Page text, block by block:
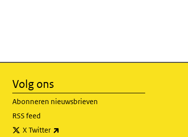
Volg ons
Abonneren nieuwsbrieven
RSS feed
X Twitter